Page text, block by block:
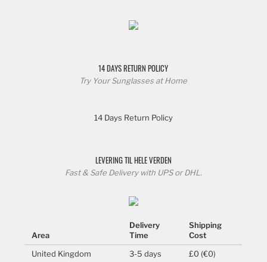
14 DAYS RETURN POLICY
Try Your Sunglasses at Home
14 Days Return Policy
LEVERING TIL HELE VERDEN
Fast & Safe Delivery with UPS or DHL.
Area
Delivery
Time
Shipping
Cost
United Kingdom
3-5 days £0 (€0)